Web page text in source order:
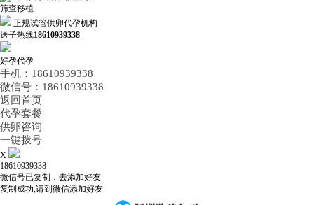
筛查移植
正规试管供卵代孕机构
送子热线18610939338
好孕代孕
手机：18610939338
微信号：18610939338
返回首页
代孕套餐
供卵咨询
一键拨号
X
18610939338
微信号已复制，去添加好友
复制成功,请到微信添加好友